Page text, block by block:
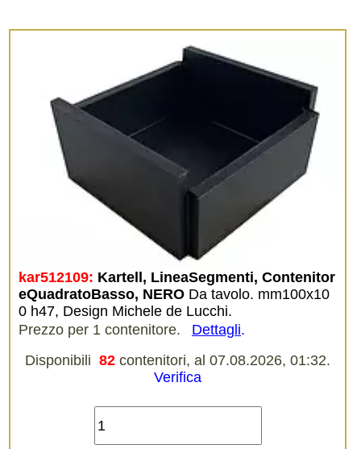
kar512109: Kartell, LineaSegmenti, Contenitor
eQuadratoBasso, NERO Da tavolo. mm100x10
0 h47, Design Michele de Lucchi.
Prezzo per 1 contenitore.
Dettagli.
Disponibili 82 contenitori, al 07.08.2026, 01:32.
Verifica